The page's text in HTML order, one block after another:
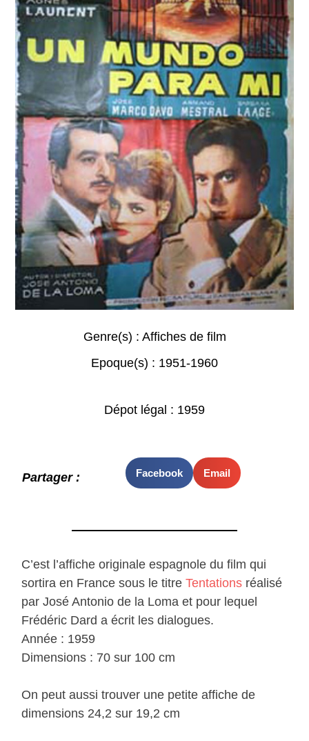
Genre(s) : Affiches de film
Epoque(s) : 1951-1960
Dépot légal : 1959
Partager : Facebook Email
C’est l’affiche originale espagnole du film qui
sortira en France sous le titreTentations réalisé
par José Antonio de la Loma et pour lequel
Frédéric Dard a écrit les dialogues.
Année : 1959
Dimensions : 70 sur 100 cm
On peut aussi trouver une petite affiche de
dimensions 24,2 sur 19,2 cm